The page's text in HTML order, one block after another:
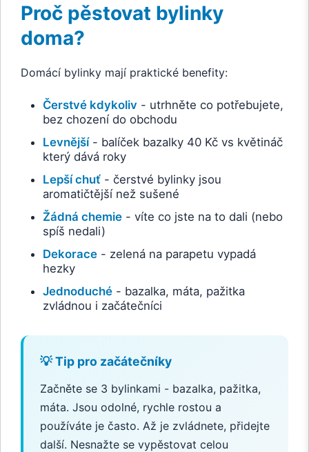
Proč pěstovat bylinky
doma?
Domácí bylinky mají praktické benefity:
Čerstvé kdykoliv - utrhněte co potřebujete,
bez chození do obchodu
Levnější- balíček bazalky 40 Kč vs květináč
který dává roky
Lepší chuť- čerstvé bylinky jsou
aromatičtější než sušené
Žádná chemie- víte co jste na to dali (nebo
spíš nedali)
Dekorace- zelená na parapetu vypadá
hezky
Jednoduché- bazalka, máta, pažitka
zvládnou i začátečníci
💡 Tip pro začátečníky
Začněte se 3 bylinkami - bazalka, pažitka,
máta. Jsou odolné, rychle rostou a
používáte je často. Až je zvládnete, přidejte
další. Nesnažte se vypěstovat celou